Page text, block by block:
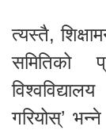
त्यस्तै,
समितिको
गरियोस्’